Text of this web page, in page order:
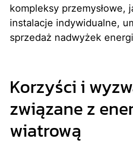
kompleksy przemysłowe,
instalacje indywidualne,
sprzedaż nadwyżek
Korzyści i
związane z
wiatrową